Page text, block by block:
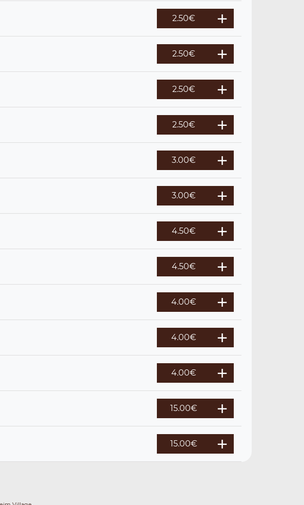
2.50€
2.50€
2.50€
2.50€
3.00€
3.00€
4.50€
4.50€
4.00€
4.00€
4.00€
15.00€
15.00€